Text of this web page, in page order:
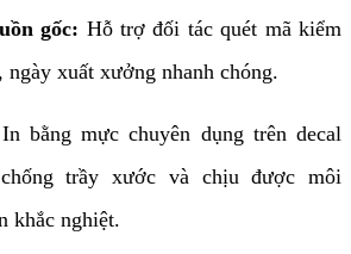
gốc: Hỗ trợ đối tác quét mã kiểm
ngày xuất xưởng nhanh chóng.
In bằng mực chuyên dụng trên decal
trầy xước và chịu được môi
khắc nghiệt.